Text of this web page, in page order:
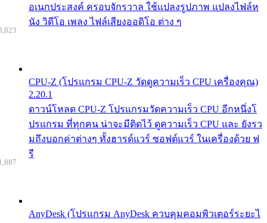
อเนกประสงค์ ครอบจักรวาล ใช้แปลงรูปภาพ แปลงไฟล์ห
นัง วิดีโอ เพลง ไฟล์เสียงออดิโอ ต่าง ๆ
CPU-Z (โปรแกรม CPU-Z วัดดูความเร็ว CPU เครื่องคุณ)
2.20.1
ดาวน์โหลด CPU-Z โปรแกรมวัดความเร็ว CPU อีกหนึ่งโ
ปรแกรม ที่ทุกคน น่าจะมีติดไว้ ดูความเร็ว CPU และ ยังรว
มถึงบอกค่าต่างๆ ทั้งฮารด์แวร์ ซอฟต์แวร์ ในเครื่องด้วย ฟ
รี
AnyDesk (โปรแกรม AnyDesk ควบคุมคอมพิวเตอร์ระยะไ